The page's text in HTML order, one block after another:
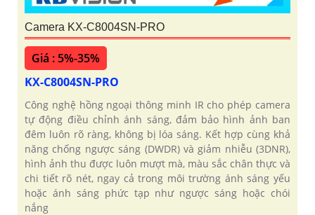
Camera KX-C8004SN-PRO
Giá : 5%-35%
KX-C8004SN-PRO
Công nghệ hồng ngoại thông minh IR cho phép camera
tự động điều chỉnh ánh sáng, đảm bảo hình ảnh ban
đêm luôn rõ ràng, không bị lóa sáng. Kết hợp cùng khả
năng chống ngược sáng (DWDR) và giảm nhiễu (3DNR),
hình ảnh thu được luôn mượt mà, màu sắc chân thực và
chi tiết rõ nét, ngay cả trong môi trường ánh sáng yếu
hoặc ánh sáng phức tạp như ngược sáng hoặc chói
nắng